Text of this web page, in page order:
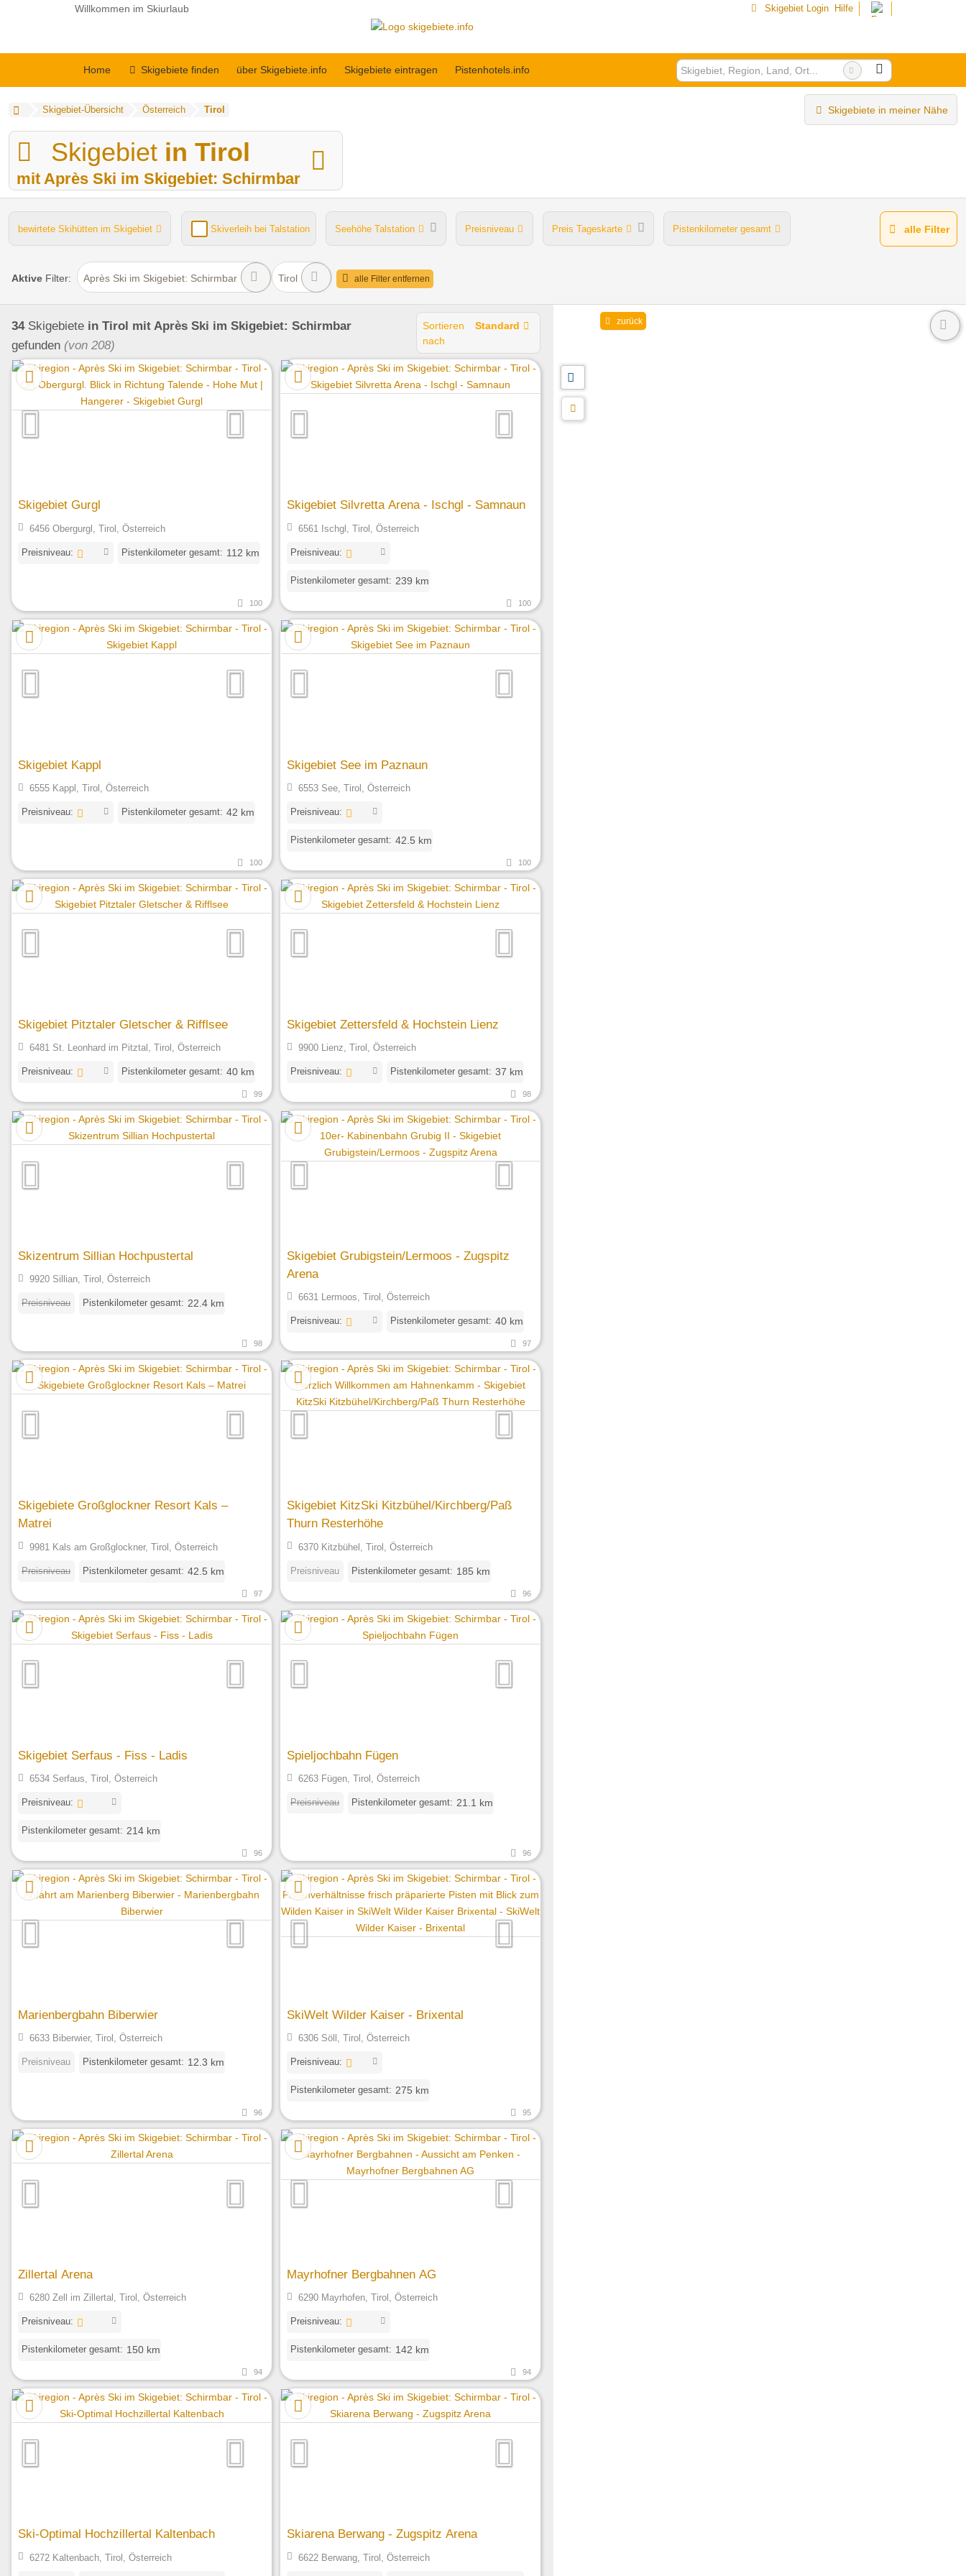
Willkommen im Skiurlaub Skigebiet Login Hilfe
Home Skigebiete finden über Skigebiete.info Skigebiete eintragen Pistenhotels.info
Skigebiet-Übersicht Österreich Tirol Skigebiete in meiner Nähe
Skigebiet in Tirol
mit Après Ski im Skigebiet: Schirmbar
bewirtete Skihütten im Skigebiet Skiverleih bei Talstation Seehöhe Talstation Preisniveau Preis Tageskarte Pistenkilometer gesamt
Kinder- / Übungshang Lifte gesamt Funpark Après Ski im Skigebiet
alle Filter
Aktive Filter: Après Ski im Skigebiet: Schirmbar Tirol alle Filter entfernen
34Skigebiete in Tirol mit Après Ski im Skigebiet: Schirmbar
gefunden (von 208)
Sortieren
nach
Standard
Skigebiet Gurgl
6456 Obergurgl, Tirol, Österreich
Preisniveau: Pistenkilometer gesamt: 112 km
100
Skigebiet Silvretta Arena - Ischgl - Samnaun
6561 Ischgl, Tirol, Österreich
Preisniveau:
Pistenkilometer gesamt: 239 km
100
Skigebiet Kappl
6555 Kappl, Tirol, Österreich
Preisniveau: Pistenkilometer gesamt: 42 km
100
Skigebiet See im Paznaun
6553 See, Tirol, Österreich
Preisniveau:
Pistenkilometer gesamt: 42.5 km
100
Skigebiet Pitztaler Gletscher & Rifflsee
6481 St. Leonhard im Pitztal, Tirol, Österreich
Preisniveau: Pistenkilometer gesamt: 40 km
99
Skigebiet Zettersfeld & Hochstein Lienz
9900 Lienz, Tirol, Österreich
Preisniveau: Pistenkilometer gesamt: 37 km
98
Skizentrum Sillian Hochpustertal
9920 Sillian, Tirol, Österreich
Preisniveau Pistenkilometer gesamt: 22.4 km
98
Skigebiet Grubigstein/Lermoos - Zugspitz
Arena
6631 Lermoos, Tirol, Österreich
Preisniveau: Pistenkilometer gesamt: 40 km
97
Skigebiete Großglockner Resort Kals –
Matrei
9981 Kals am Großglockner, Tirol, Österreich
Preisniveau Pistenkilometer gesamt: 42.5 km
97
Skigebiet KitzSki Kitzbühel/Kirchberg/Paß
Thurn Resterhöhe
6370 Kitzbühel, Tirol, Österreich
Preisniveau Pistenkilometer gesamt: 185 km
96
Skigebiet Serfaus - Fiss - Ladis
6534 Serfaus, Tirol, Österreich
Preisniveau:
Pistenkilometer gesamt: 214 km
96
Spieljochbahn Fügen
6263 Fügen, Tirol, Österreich
Preisniveau Pistenkilometer gesamt: 21.1 km
96
Marienbergbahn Biberwier
6633 Biberwier, Tirol, Österreich
Preisniveau Pistenkilometer gesamt: 12.3 km
96
SkiWelt Wilder Kaiser - Brixental
6306 Söll, Tirol, Österreich
Preisniveau:
Pistenkilometer gesamt: 275 km
95
Zillertal Arena
6280 Zell im Zillertal, Tirol, Österreich
Preisniveau:
Pistenkilometer gesamt: 150 km
94
Mayrhofner Bergbahnen AG
6290 Mayrhofen, Tirol, Österreich
Preisniveau:
Pistenkilometer gesamt: 142 km
94
Ski-Optimal Hochzillertal Kaltenbach
6272 Kaltenbach, Tirol, Österreich
Skiarena Berwang - Zugspitz Arena
6622 Berwang, Tirol, Österreich
zurück